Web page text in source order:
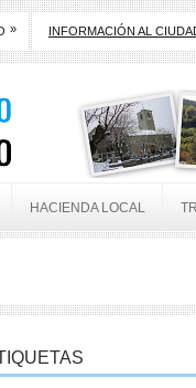
» INFORMACIÓN AL
HACIENDA LOCAL